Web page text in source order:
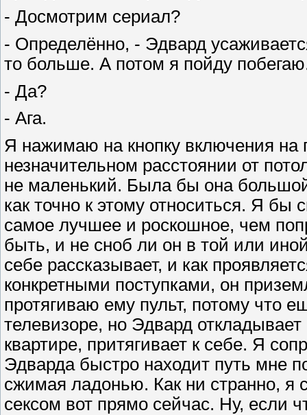
- Досмотрим сериал?
- Определённо, - Эдвард
то больше. А потом я пойду
- Да?
- Ага.
Я нажимаю на кнопку включения на
незначительном расстоянии от
не маленький. Была бы она
как точно к этому относиться. Я бы
самое лучшее и роскошное, чем
быть, и не сноб ли он в той или
себе рассказывает, и как
конкретными поступками, он
протягиваю ему пульт, потому что
телевизоре, но Эдвард
квартире, притягивает к себе. Я
Эдварда быстро находит путь мне
сжимая ладонью. Как ни странно, я
сексом вот прямо сейчас. Ну, если